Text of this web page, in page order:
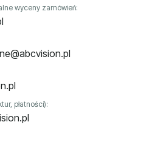
wyceny zamówień:
płatności):